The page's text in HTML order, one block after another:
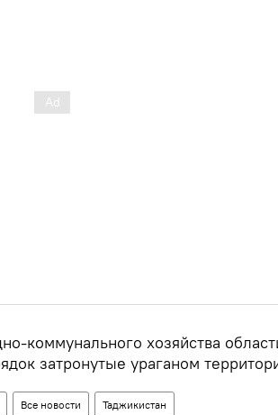
коммунального хозяйства
затронутые ураганом
Все новости Таджикистан